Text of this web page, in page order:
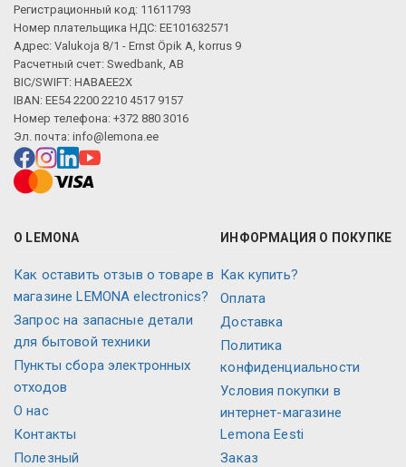
Регистрационный код: 11611793
Номер плательщика НДС: EE101632571
Адрес: Valukoja 8/1 - Ernst Öpik A, korrus 9
Расчетный счет: Swedbank, AB
BIC/SWIFT: HABAEE2X
IBAN: EE54 2200 2210 4517 9157
Номер телефона: +372 880 3016
Эл. почта: info@lemona.ee
О LEMONA
Как оставить отзыв о товаре в
магазине LEMONA electronics?
Запрос на запасные детали
для бытовой техники
Пункты сбора электронных
отходов
О нас
Контакты
Полезный
ИНФОРМАЦИЯ О ПОКУПКЕ
Как купить?
Оплата
Доставка
Политика
конфиденциальности
Условия покупки в
интернет-магазине
Lemona Eesti
Заказ